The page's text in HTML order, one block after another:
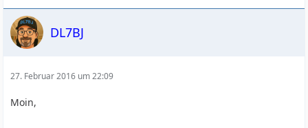
DL7BJ
27. Februar 2016 um 22:09
Moin,